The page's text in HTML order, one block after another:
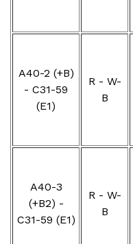
A40-2 (+B)
- C31-59
(E1)
R - W-
B
A40-3
(+B2) -
C31-59 (E1)
R - W-
B